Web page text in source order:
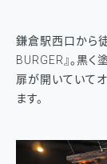
鎌倉駅西口から
BURGER』。黒
扉が開いていて
ます。